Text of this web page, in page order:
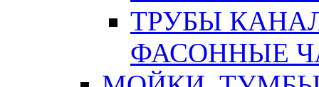
ТРУБЫ
ФАСОННЫЕ